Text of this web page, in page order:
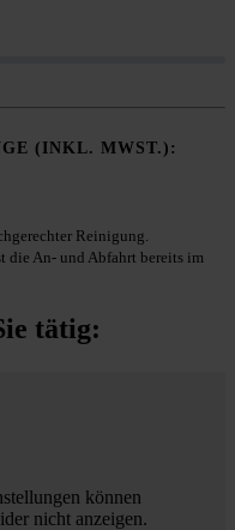
(INKL. MWST.):
Reinigung.
die An- und Abfahrt bereits im
tätig:
können
nicht anzeigen.